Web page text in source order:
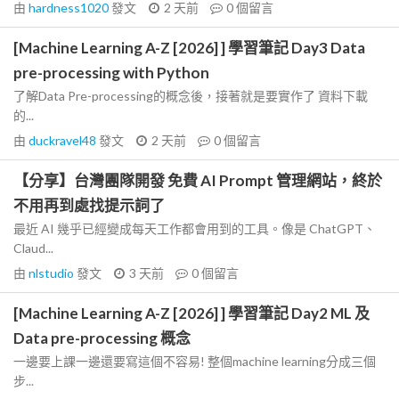
由 hardness1020發文 2 天前 0個留言
[Machine Learning A-Z [2026] ] 學習筆記 Day3 Data
pre-processing with Python
了解Data Pre-processing的概念後，接著就是要實作了 資料下載
的...
由 duckravel48 發文 2 天前 0個留言
【分享】台灣團隊開發 免費 AI Prompt 管理網站，終於
不用再到處找提示詞了
最近 AI 幾乎已經變成每天工作都會用到的工具。像是 ChatGPT、
Claud...
由 nlstudio 發文 3 天前 0個留言
[Machine Learning A-Z [2026] ] 學習筆記 Day2 ML 及
Data pre-processing 概念
一邊要上課一邊還要寫這個不容易! 整個machine learning分成三個
步...